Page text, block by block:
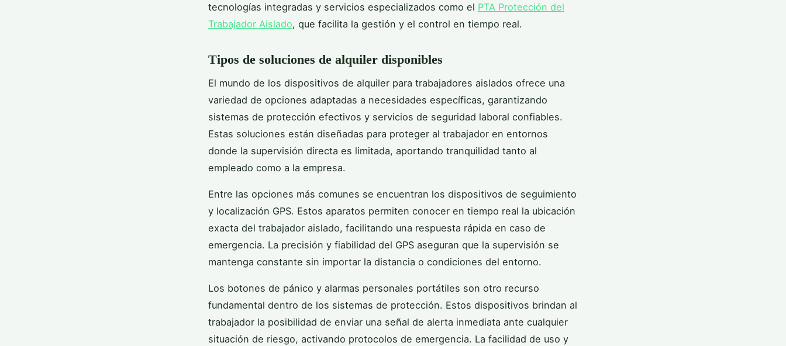
tecnologías integradas y servicios especializados como el PTA Protección del
Trabajador Aislado, que facilita la gestión y el control en tiempo real.
Tipos de soluciones de alquiler disponibles
El mundo de los dispositivos de alquiler para trabajadores aislados ofrece una
variedad de opciones adaptadas a necesidades específicas, garantizando
sistemas de protección efectivos y servicios de seguridad laboral confiables.
Estas soluciones están diseñadas para proteger al trabajador en entornos
donde la supervisión directa es limitada, aportando tranquilidad tanto al
empleado como a la empresa.
Entre las opciones más comunes se encuentran los dispositivos de seguimiento
y localización GPS. Estos aparatos permiten conocer en tiempo real la ubicación
exacta del trabajador aislado, facilitando una respuesta rápida en caso de
emergencia. La precisión y fiabilidad del GPS aseguran que la supervisión se
mantenga constante sin importar la distancia o condiciones del entorno.
Los botones de pánico y alarmas personales portátiles son otro recurso
fundamental dentro de los sistemas de protección. Estos dispositivos brindan al
trabajador la posibilidad de enviar una señal de alerta inmediata ante cualquier
situación de riesgo, activando protocolos de emergencia. La facilidad de uso y